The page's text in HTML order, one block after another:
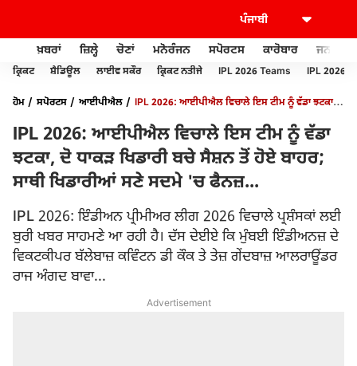
ਖ਼ਬਰਾਂ ਜ਼ਿਲ੍ਹੇ ਚੋਣਾਂ ਮਨੋਰੰਜਨ ਸਪੋਰਟਸ ਕਾਰੋਬਾਰ ਜਨਰਲ
ਕ੍ਰਿਕਟ ਸ਼ੈਡਿਊਲ ਲਾਈਵ ਸਕੌਰ ਕ੍ਰਿਕਟ ਨਤੀਜੇ IPL 2026 Teams IPL 2026
ਹੋਮ ਸਪੋਰਟਸ ਆਈਪੀਐਲ
IPL 2026: ਆਈਪੀਐਲ ਵਿਚਾਲੇ ਇਸ ਟੀਮ ਨੂੰ ਵੱਡਾ ਝਟਕਾ, ਦੋ
IPL 2026: ਆਈਪੀਐਲ ਵਿਚਾਲੇ ਇਸ ਟੀਮ ਨੂੰ ਵੱਡਾ
ਝਟਕਾ, ਦੋ ਧਾਕੜ ਖਿਡਾਰੀ ਬਚੇ ਸੈਸ਼ਨ ਤੋਂ ਹੋਏ ਬਾਹਰ;
ਸਾਥੀ ਖਿਡਾਰੀਆਂ ਸਣੇ ਸਦਮੇ 'ਚ ਫੈਨਜ਼...
IPL 2026: ਇੰਡੀਅਨ ਪ੍ਰੀਮੀਅਰ ਲੀਗ 2026 ਵਿਚਾਲੇ ਪ੍ਰਸ਼ੰਸਕਾਂ ਲਈ
ਬੁਰੀ ਖਬਰ ਸਾਹਮਣੇ ਆ ਰਹੀ ਹੈ। ਦੱਸ ਦੇਈਏ ਕਿ ਮੁੰਬਈ ਇੰਡੀਅਨਜ਼ ਦੇ
ਵਿਕਟਕੀਪਰ ਬੱਲੇਬਾਜ਼ ਕਵਿੰਟਨ ਡੀ ਕੌਕ ਤੇ ਤੇਜ਼ ਗੇਂਦਬਾਜ਼ ਆਲਰਾਊਂਡਰ
ਰਾਜ ਅੰਗਦ ਬਾਵਾ...
Advertisement